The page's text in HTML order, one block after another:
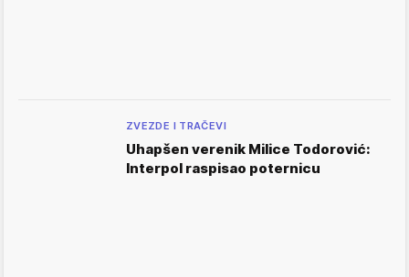
ZVEZDE I TRAČEVI
Uhapšen verenik Milice Todorović:
Interpol raspisao poternicu